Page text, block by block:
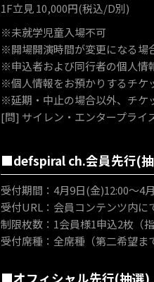
1F立見 10,000円(税込/D別)
※未就学児童入場不可
※開場開演時間が変更になる場
※申込者および同行者の個人情
※個人情報をお預かりするチケ
※延期・中止の場合以外、チケ
[問] サイレン・エンタープライ
■defspiral ch.会員先行(
受付期間：4月9日(金)12:00～4
受付URL：会員コンテンツ内に
制限枚数：1会員様1申込2枚（
受付席種：全席種（第二希望ま
■オフィシャル先行(抽選)